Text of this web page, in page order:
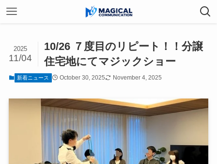
10/26 ７度目のリピート！！分譲
住宅地にてマジックショー
2025
11/04
新着ニュース October 30, 2025 November 4, 2025